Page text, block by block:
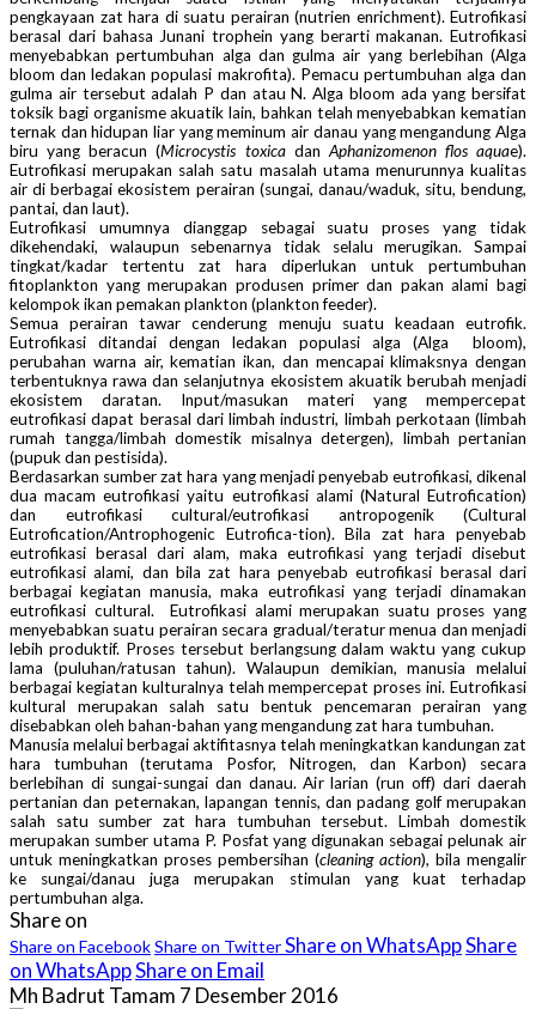
pengkayaan zat hara di suatu perairan (nutrien enrichment). Eutrofikasi
berasal dari bahasa Junani trophein yang berarti makanan. Eutrofikasi
menyebabkan pertumbuhan alga dan gulma air yang berlebihan (Alga
bloom dan ledakan populasi makrofita). Pemacu pertumbuhan alga dan
gulma air tersebut adalah P dan atau N. Alga bloom ada yang bersifat
toksik bagi organisme akuatik lain, bahkan telah menyebabkan kematian
ternak dan hidupan liar yang meminum air danau yang mengandung Alga
biru yang beracun (Microcystis toxicadan Aphanizomenon flos aquae).
Eutrofikasi merupakan salah satu masalah utama menurunnya kualitas
air di berbagai ekosistem perairan (sungai, danau/waduk, situ, bendung,
pantai, dan laut).
Eutrofikasi umumnya dianggap sebagai suatu proses yang tidak
dikehendaki, walaupun sebenarnya tidak selalu merugikan. Sampai
tingkat/kadar tertentu zat hara diperlukan untuk pertumbuhan
fitoplankton yang merupakan produsen primer dan pakan alami bagi
kelompok ikan pemakan plankton (plankton feeder).
Semua perairan tawar cenderung menuju suatu keadaan eutrofik.
Eutrofikasi ditandai dengan ledakan populasi alga (Alga bloom),
perubahan warna air, kematian ikan, dan mencapai klimaksnya dengan
terbentuknya rawa dan selanjutnya ekosistem akuatik berubah menjadi
ekosistem daratan. Input/masukan materi yang mempercepat
eutrofikasi dapat berasal dari limbah industri, limbah perkotaan (limbah
rumah tangga/limbah domestik misalnya detergen), limbah pertanian
(pupuk dan pestisida).
Berdasarkan sumber zat hara yang menjadi penyebab eutrofikasi, dikenal
dua macam eutrofikasi yaitu eutrofikasi alami (Natural Eutrofication)
dan eutrofikasi cultural/eutrofikasi antropogenik (Cultural
Eutrofication/Antrophogenic Eutrofica-tion). Bila zat hara penyebab
eutrofikasi berasal dari alam, maka eutrofikasi yang terjadi disebut
eutrofikasi alami, dan bila zat hara penyebab eutrofikasi berasal dari
berbagai kegiatan manusia, maka eutrofikasi yang terjadi dinamakan
eutrofikasi cultural. Eutrofikasi alami merupakan suatu proses yang
menyebabkan suatu perairan secara gradual/teratur menua dan menjadi
lebih produktif. Proses tersebut berlangsung dalam waktu yang cukup
lama (puluhan/ratusan tahun). Walaupun demikian, manusia melalui
berbagai kegiatan kulturalnya telah mempercepat proses ini. Eutrofikasi
kultural merupakan salah satu bentuk pencemaran perairan yang
disebabkan oleh bahan-bahan yang mengandung zat hara tumbuhan.
Manusia melalui berbagai aktifitasnya telah meningkatkan kandungan zat
hara tumbuhan (terutama Posfor, Nitrogen, dan Karbon) secara
berlebihan di sungai-sungai dan danau. Air larian (run off) dari daerah
pertanian dan peternakan, lapangan tennis, dan padang golf merupakan
salah satu sumber zat hara tumbuhan tersebut. Limbah domestik
merupakan sumber utama P. Posfat yang digunakan sebagai pelunak air
untuk meningkatkan proses pembersihan (cleaning action), bila mengalir
ke sungai/danau juga merupakan stimulan yang kuat terhadap
pertumbuhan alga.
Share on
Share on FacebookShare on TwitterShare on WhatsAppShare
on WhatsAppShare on Email
Mh Badrut Tamam 7 Desember 2016